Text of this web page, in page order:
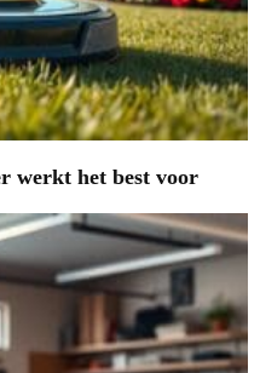
werkt het best voor